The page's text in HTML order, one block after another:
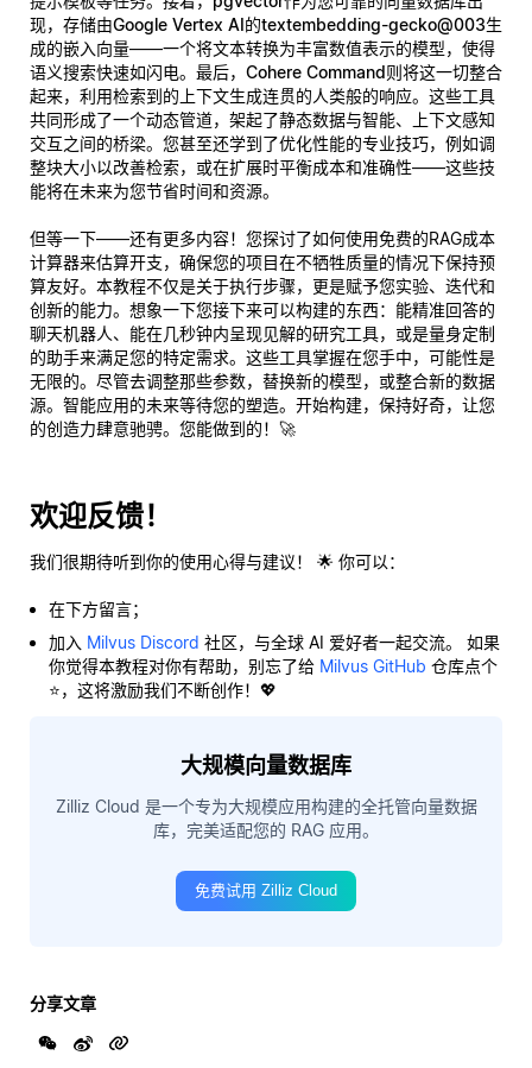
现，存储由Google Vertex AI的textembedding-gecko@003生
成的嵌入向量——一个将文本转换为丰富数值表示的模型，使得
语义搜索快速如闪电。最后， Cohere Command则将这一切整合
起来，利用检索到的上下文生成连贯的人类般的响应。这些工具
共同形成了一个动态管道，架起了静态数据与智能、上下文感知
交互之间的桥梁。您甚至还学到了优化性能的专业技巧，例如调
整块大小以改善检索，或在扩展时平衡成本和准确性——这些技
能将在未来为您节省时间和资源。
但等一下——还有更多内容！您探讨了如何使用免费的RAG成本
计算器来估算开支，确保您的项目在不牺牲质量的情况下保持预
算友好。本教程不仅是关于执行步骤，更是赋予您实验、迭代和
创新的能力。想象一下您接下来可以构建的东西：能精准回答的
聊天机器人、能在几秒钟内呈现见解的研究工具，或是量身定制
的助手来满足您的特定需求。这些工具掌握在您手中，可能性是
无限的。尽管去调整那些参数，替换新的模型，或整合新的数据
源。智能应用的未来等待您的塑造。开始构建，保持好奇，让您
的创造力肆意驰骋。您能做到的！🚀
欢迎反馈！
我们很期待听到你的使用心得与建议！ 🌟 你可以：
在下方留言；
加入 Milvus Discord 社区，与全球 AI 爱好者一起交流。 如果
你觉得本教程对你有帮助，别忘了给 Milvus GitHub 仓库点个
⭐，这将激励我们不断创作！💖
大规模向量数据库
Zilliz Cloud 是一个专为大规模应用构建的全托管向量数据
库，完美适配您的 RAG 应用。
免费试用 Zilliz Cloud
分享文章